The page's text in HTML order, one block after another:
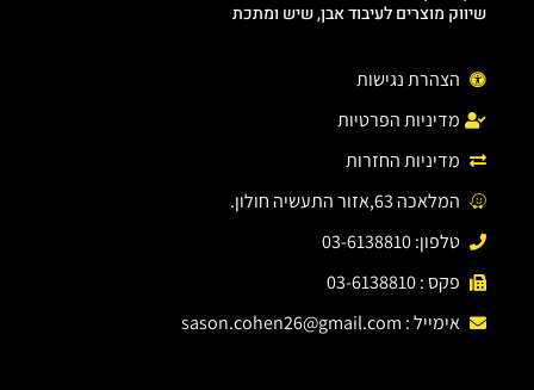
שיווק מוצרים לעיבוד אבן, שיש ומתכת
הצהרת נגישות
מדיניות הפרטיות
מדיניות החזרות
המלאכה 63,אזור התעשיה חולון.
טלפון: 03-6138810
פקס : 03-6138810
אימייל : sason.cohen26@gmail.com